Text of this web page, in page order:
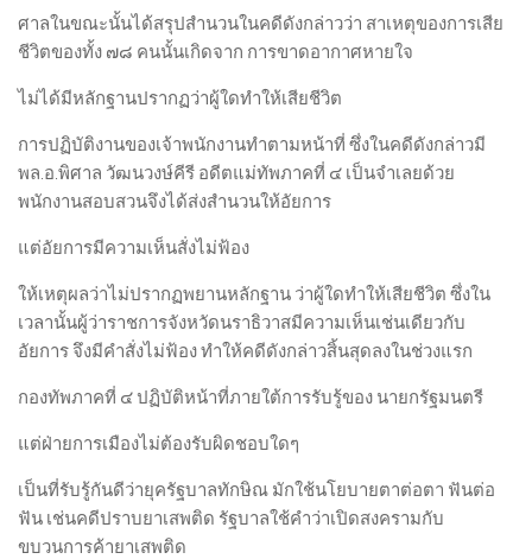
ศาลในขณะนั้นได้สรุปสำนวนในคดีดังกล่าวว่า สาเหตุของการเสีย
ชีวิตของทั้ง ๗๘ คนนั้นเกิดจาก การขาดอากาศหายใจ
ไม่ได้มีหลักฐานปรากฏว่าผู้ใดทำให้เสียชีวิต
การปฏิบัติงานของเจ้าพนักงานทำตามหน้าที่ ซึ่งในคดีดังกล่าวมี
พล.อ.พิศาล วัฒนวงษ์คีรี อดีตแม่ทัพภาคที่ ๔ เป็นจำเลยด้วย
พนักงานสอบสวนจึงได้ส่งสำนวนให้อัยการ
แต่อัยการมีความเห็นสั่งไม่ฟ้อง
ให้เหตุผลว่าไม่ปรากฏพยานหลักฐาน ว่าผู้ใดทำให้เสียชีวิต ซึ่งใน
เวลานั้นผู้ว่าราชการจังหวัดนราธิวาสมีความเห็นเช่นเดียวกับ
อัยการ จึงมีคำสั่งไม่ฟ้อง ทำให้คดีดังกล่าวสิ้นสุดลงในช่วงแรก
กองทัพภาคที่ ๔ ปฏิบัติหน้าที่ภายใต้การรับรู้ของ นายกรัฐมนตรี
แต่ฝ่ายการเมืองไม่ต้องรับผิดชอบใดๆ
เป็นที่รับรู้กันดีว่ายุครัฐบาลทักษิณ มักใช้นโยบายตาต่อตา ฟันต่อ
ฟัน เช่นคดีปราบยาเสพติด รัฐบาลใช้คำว่าเปิดสงครามกับ
ขบวนการค้ายาเสพติด